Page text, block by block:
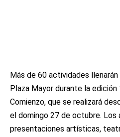
Más de 60 actividades
Plaza Mayor durante la
Comienzo, que se realizará
el domingo 27 de octubre.
presentaciones artísticas,